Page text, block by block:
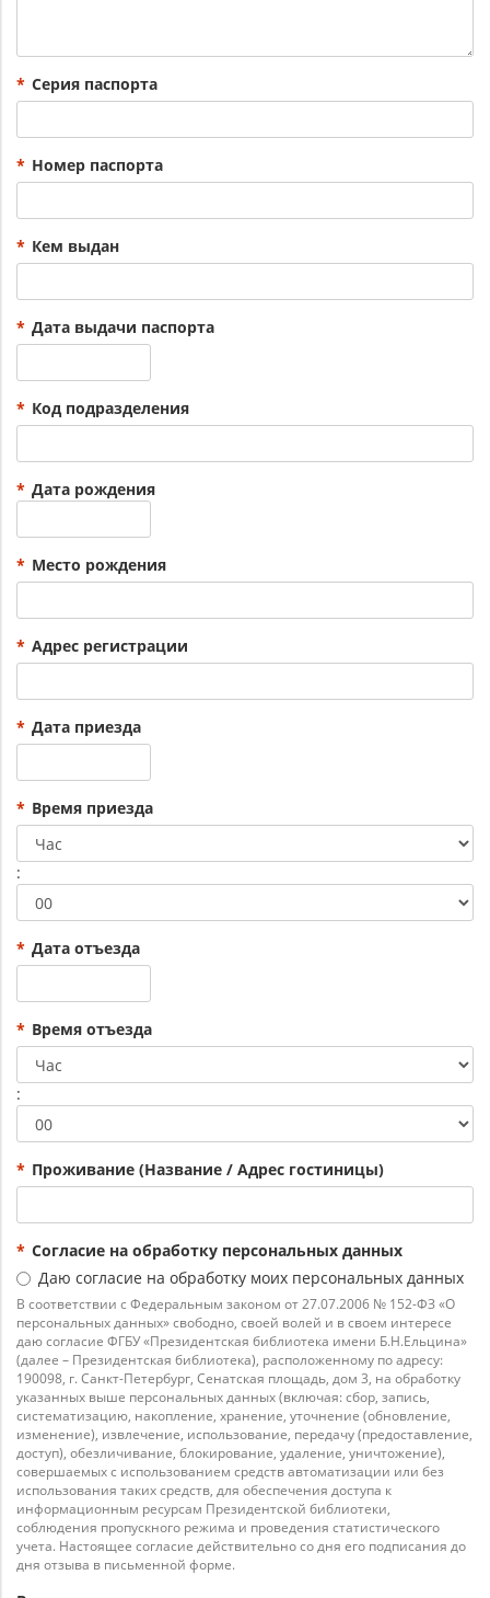
Серия паспорта
*
Номер паспорта
*
Кем выдан
*
Дата выдачи паспорта
*
Код подразделения
*
Дата рождения
*
Место рождения
*
Адрес регистрации
*
Дата приезда
*
Время приезда
*
Час
:
Дата отъезда
*
Время отъезда
*
Час
:
Проживание (Название / Адрес гостиницы)
*
Согласие на обработку персональных данных
*
Даю согласие на обработку моих персональных данных
В соответствии с Федеральным законом от 27.07.2006 № 152-ФЗ «О
персональных данных» свободно, своей волей и в своем интересе
даю согласие ФГБУ «Президентская библиотека имени Б.Н.Ельцина»
(далее – Президентская библиотека), расположенному по адресу:
190098, г. Санкт-Петербург, Сенатская площадь, дом 3, на обработку
указанных выше персональных данных (включая: сбор, запись,
систематизацию, накопление, хранение, уточнение (обновление,
изменение), извлечение, использование, передачу (предоставление,
доступ), обезличивание, блокирование, удаление, уничтожение),
совершаемых с использованием средств автоматизации или без
использования таких средств, для обеспечения доступа к
информационным ресурсам Президентской библиотеки,
соблюдения пропускного режима и проведения статистического
учета. Настоящее согласие действительно со дня его подписания до
дня отзыва в письменной форме.